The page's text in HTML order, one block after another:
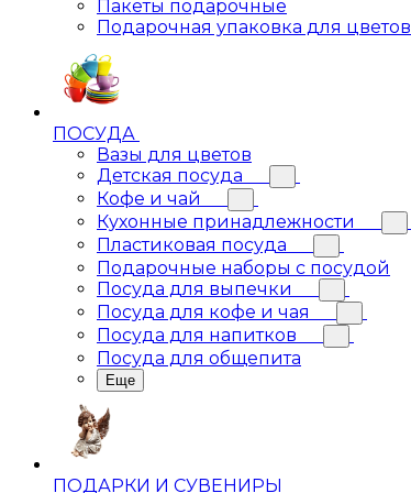
Пакеты подарочные
Подарочная упаковка для цветов
ПОСУДА
Вазы для цветов
Детская посуда
Кофе и чай
Кухонные принадлежности
Пластиковая посуда
Подарочные наборы с посудой
Посуда для выпечки
Посуда для кофе и чая
Посуда для напитков
Посуда для общепита
Еще
ПОДАРКИ И СУВЕНИРЫ